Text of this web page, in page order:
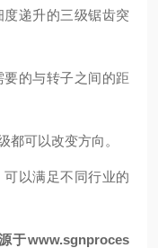
递升的三级锯齿突
的与转子之间的距
可以改变方向。
以满足不同行业的
于www.sgnproces